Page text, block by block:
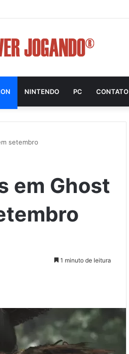
NINTENDO PC CONTATO
setembro
em Ghost
1 minuto de leitura